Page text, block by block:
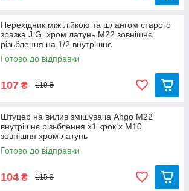
Перехідник між лійкою та шлангом старого
зразка J.G. хром латунь М22 зовнішнє
різьблення на 1/2 внутрішнє
Готово до відправки
107 ₴ 119 ₴
Штуцер на вилив змішувача Ango М22
внутрішнє різьблення х1 крок х М10
зовнішня хром латунь
Готово до відправки
104 ₴ 115 ₴